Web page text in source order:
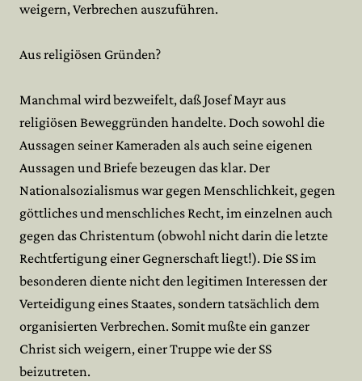
weigern, Verbrechen auszuführen.
Aus religiösen Gründen?
Manchmal wird bezweifelt, daß Josef Mayr aus
religiösen Beweggründen handelte. Doch sowohl die
Aussagen seiner Kameraden als auch seine eigenen
Aussagen und Briefe bezeugen das klar. Der
Nationalsozialismus war gegen Menschlichkeit, gegen
göttliches und menschliches Recht, im einzelnen auch
gegen das Christentum (obwohl nicht darin die letzte
Rechtfertigung einer Gegnerschaft liegt!). Die SS im
besonderen diente nicht den legitimen Interessen der
Verteidigung eines Staates, sondern tatsächlich dem
organisierten Verbrechen. Somit mußte ein ganzer
Christ sich weigern, einer Truppe wie der SS
beizutreten.